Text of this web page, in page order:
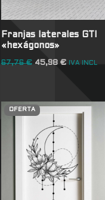
Franjas laterales GTI
«hexágonos»
67,76€ 45,98 € IVA INCL
OFERTA